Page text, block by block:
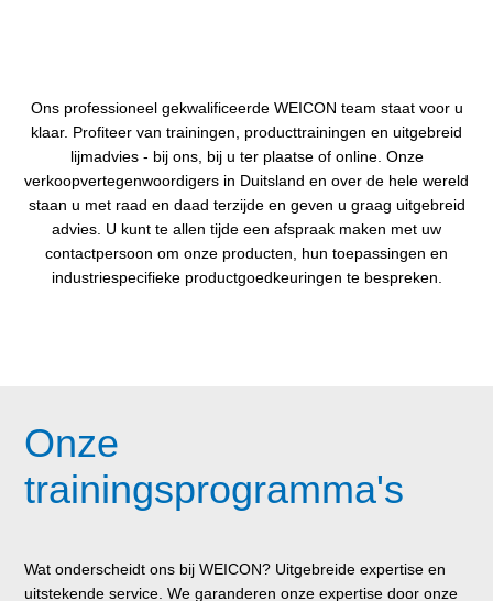
Ons professioneel gekwalificeerde WEICON team staat voor u
klaar. Profiteer van trainingen, producttrainingen en uitgebreid
lijmadvies - bij ons, bij u ter plaatse of online. Onze
verkoopvertegenwoordigers in Duitsland en over de hele wereld
staan u met raad en daad terzijde en geven u graag uitgebreid
advies. U kunt te allen tijde een afspraak maken met uw
contactpersoon om onze producten, hun toepassingen en
industriespecifieke productgoedkeuringen te bespreken.
Onze
trainingsprogramma's
Wat onderscheidt ons bij WEICON? Uitgebreide expertise en
uitstekende service. We garanderen onze expertise door onze